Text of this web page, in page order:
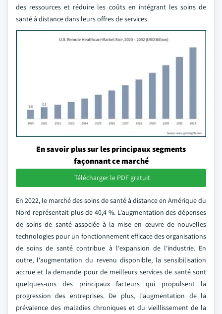
des ressources et réduire les coûts en intégrant les soins de
santé à distance dans leurs offres de services.
En savoir plus sur les principaux segments
façonnant ce marché
Télécharger le PDF gratuit
En 2022, le marché des soins de santé à distance en Amérique du
Nord représentait plus de 40,4 %. L'augmentation des dépenses
de soins de santé associée à la mise en œuvre de nouvelles
technologies pour un fonctionnement efficace des organisations
de soins de santé contribue à l'expansion de l'industrie. En
outre, l'augmentation du revenu disponible, la sensibilisation
accrue et la demande pour de meilleurs services de santé sont
quelques-uns des principaux facteurs qui propulsent la
progression des entreprises. De plus, l'augmentation de la
prévalence des maladies chroniques et du vieillissement de la